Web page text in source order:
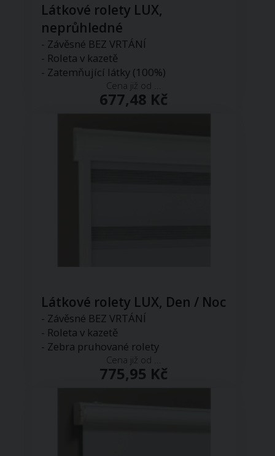
Látkové rolety LUX,
neprůhledné
- Závěsné BEZ VRTÁNÍ
- Roleta v kazetě
- Zatemňující látky (100%)
Cena již od ...
677,48 Kč
Látkové rolety LUX, Den / Noc
- Závěsné BEZ VRTÁNÍ
- Roleta v kazetě
- Zebra pruhované rolety
Cena již od ...
775,95 Kč